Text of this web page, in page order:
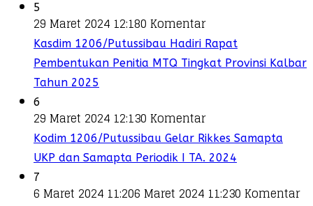
5
29 Maret 2024 12:180 Komentar
Kasdim 1206/Putussibau Hadiri Rapat
Pembentukan Penitia MTQ Tingkat Provinsi Kalbar
Tahun 2025
6
29 Maret 2024 12:130 Komentar
Kodim 1206/Putussibau Gelar Rikkes Samapta
UKP dan Samapta Periodik I TA. 2024
7
6 Maret 2024 11:206 Maret 2024 11:230 Komentar